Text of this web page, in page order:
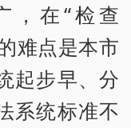
，在“检查
难点是本市
起步早、分
系统标准不